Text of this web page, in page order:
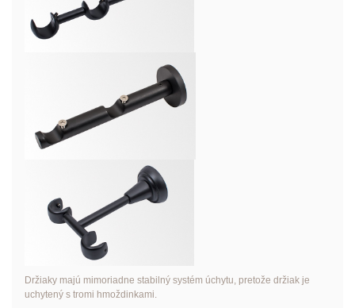
Držiaky majú mimoriadne stabilný systém úchytu, pretože držiak je
uchytený s tromi hmoždinkami.